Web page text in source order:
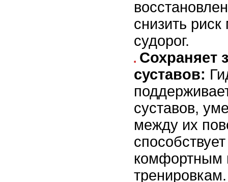
снизить
судорог.
Сохраняет
суставов:
суставов,
между их
комфортным
тренировкам.